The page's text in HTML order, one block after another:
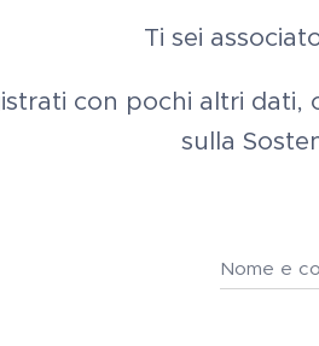
Ti sei
con pochi altri dati,
sulla
Nome e